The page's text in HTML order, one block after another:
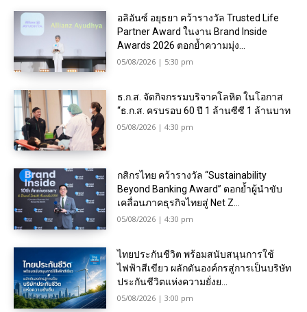
อลิอันซ์ อยุธยา คว้ารางวัล Trusted Life
Partner Award ในงาน Brand Inside
Awards 2026 ตอกย้ำความมุ่ง...
05/08/2026 | 5:30 pm
ธ.ก.ส. จัดกิจกรรมบริจาคโลหิต ในโอกาส
“ธ.ก.ส. ครบรอบ 60 ปี 1 ล้านซีซี 1 ล้านบาท
05/08/2026 | 4:30 pm
กสิกรไทย คว้ารางวัล “Sustainability
Beyond Banking Award” ตอกย้ำผู้นำขับ
เคลื่อนภาคธุรกิจไทยสู่ Net Z...
05/08/2026 | 4:30 pm
ไทยประกันชีวิต พร้อมสนับสนุนการใช้
ไฟฟ้าสีเขียว ผลักดันองค์กรสู่การเป็นบริษัท
ประกันชีวิตแห่งความยั่งย...
05/08/2026 | 3:00 pm